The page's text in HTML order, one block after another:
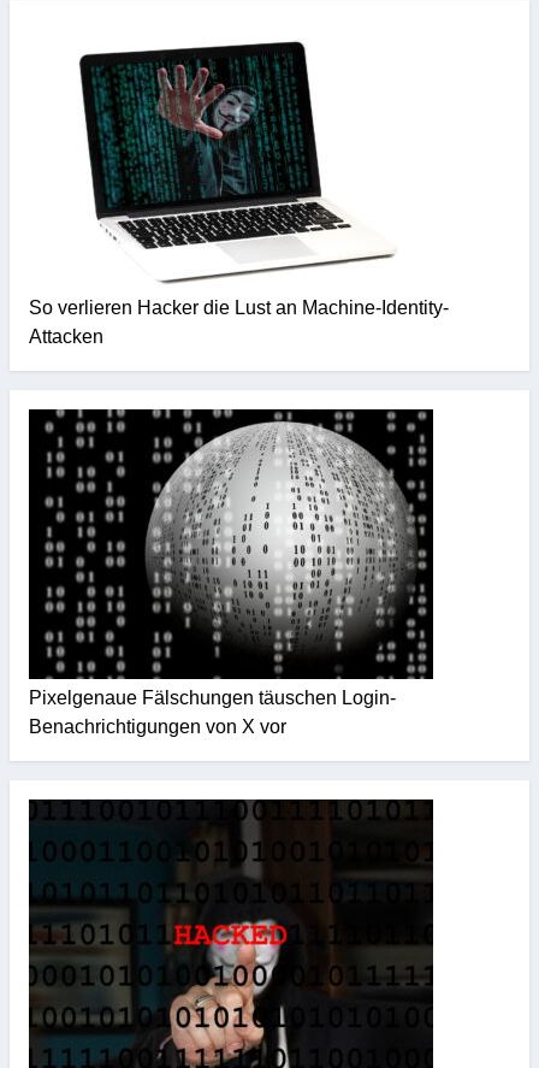
So verlieren Hacker die Lust an Machine-Identity-
Attacken
Pixelgenaue Fälschungen täuschen Login-
Benachrichtigungen von X vor